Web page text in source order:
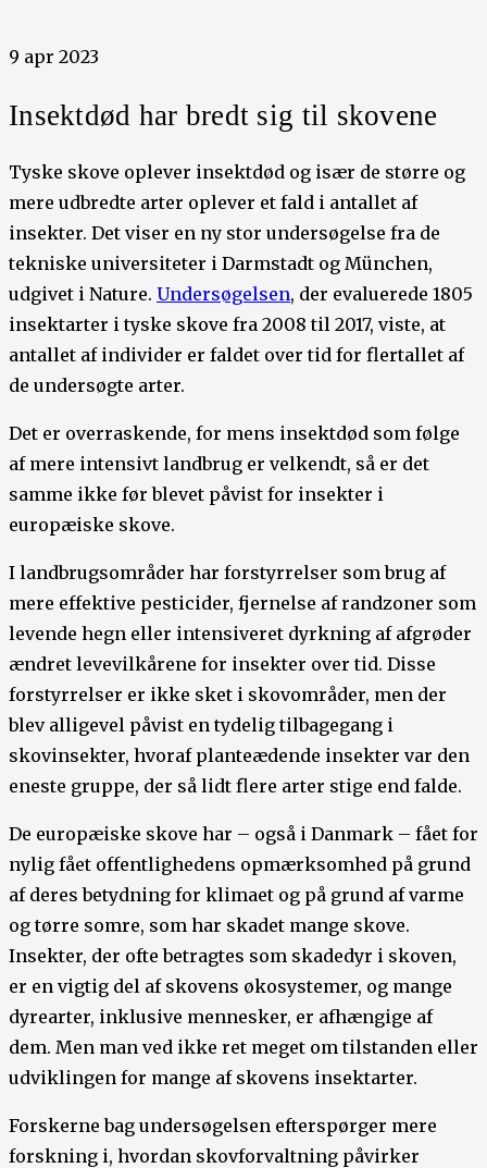
9 apr 2023
Insektdød har bredt sig til skovene
Tyske skove oplever insektdød og især de større og
mere udbredte arter oplever et fald i antallet af
insekter. Det viser en ny stor undersøgelse fra de
tekniske universiteter i Darmstadt og München,
udgivet i Nature. Undersøgelsen, der evaluerede 1805
insektarter i tyske skove fra 2008 til 2017, viste, at
antallet af individer er faldet over tid for flertallet af
de undersøgte arter.
Det er overraskende, for mens insektdød som følge
af mere intensivt landbrug er velkendt, så er det
samme ikke før blevet påvist for insekter i
europæiske skove.
I landbrugsområder har forstyrrelser som brug af
mere effektive pesticider, fjernelse af randzoner som
levende hegn eller intensiveret dyrkning af afgrøder
ændret levevilkårene for insekter over tid. Disse
forstyrrelser er ikke sket i skovområder, men der
blev alligevel påvist en tydelig tilbagegang i
skovinsekter, hvoraf planteædende insekter var den
eneste gruppe, der så lidt flere arter stige end falde.
De europæiske skove har – også i Danmark – fået for
nylig fået offentlighedens opmærksomhed på grund
af deres betydning for klimaet og på grund af varme
og tørre somre, som har skadet mange skove.
Insekter, der ofte betragtes som skadedyr i skoven,
er en vigtig del af skovens økosystemer, og mange
dyrearter, inklusive mennesker, er afhængige af
dem. Men man ved ikke ret meget om tilstanden eller
udviklingen for mange af skovens insektarter.
Forskerne bag undersøgelsen efterspørger mere
forskning i, hvordan ​​skovforvaltning påvirker